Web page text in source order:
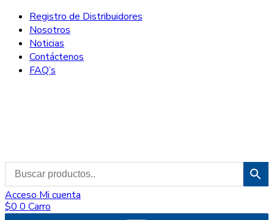
Registro de Distribuidores
Nosotros
Noticias
Contáctenos
FAQ’s
Acceso Mi cuenta
$0 0 Carro